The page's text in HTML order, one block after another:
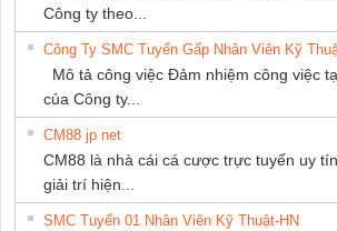
Công ty theo...
Công Ty SMC Tuyển Gấp Nhân Viên Kỹ
Mô tả công việc Đảm nhiệm công việc
của Công ty...
CM88 jp net
CM88 là nhà cái cá cược trực tuyến uy
giải trí hiện...
SMC Tuyển 01 Nhân Viên Kỹ Thuật-HN